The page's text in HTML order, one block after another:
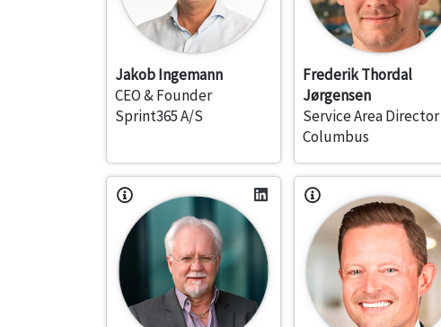
Jakob Ingemann
CEO & Founder
Sprint365 A/S
Frederik Thordal
Jørgensen
Service Area Director
Columbus